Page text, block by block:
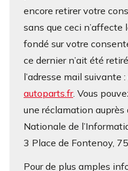
encore retirer votre
sans que ceci
fondé sur votre
ce dernier n’ait été
l’adresse mail suivante :
autoparts.fr. Vous
une réclamation auprès
Nationale de
3 Place de Fontenoy,
Pour de plus amples